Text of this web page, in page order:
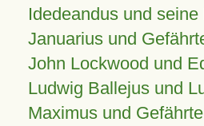
Idedeandus und seine
Januarius und
John Lockwood und
Ludwig Ballejus und
Maximus und